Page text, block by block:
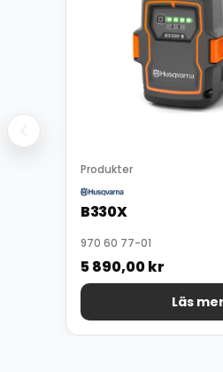
Produkter
B330X
970 60 77-01
5 890,00kr
Läs mer